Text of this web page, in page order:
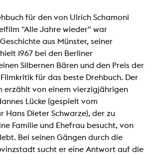
für den von Ulrich Schamoni
"Alle Jahre wieder" war
aus Münster, seiner
1967 bei den Berliner
Silbernen Bären und den Preis der
für das beste Drehbuch. Der
erzählt von einem vierzigjährigen
Lücke (gespielt vom
Hans Dieter Schwarze), der zu
Familie und Ehefrau besucht, von
Bei seinen Gängen durch die
sucht er eine Antwort auf die